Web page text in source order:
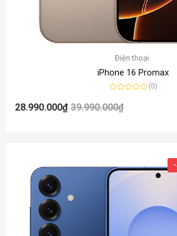
Điện thoại
iPhone 16 Promax
xếp
hạng
(0)
39.990.000₫
28.990.000₫